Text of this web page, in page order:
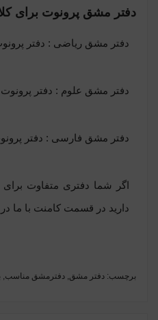
دفتر مشق پرونوت برای
دفتر مشق ریاضی : دفتر پرونوت
دفتر مشق علوم : دفتر پرونوت
دفتر مشق فارسی : دفتر
اگر شما دفتری متفاوت برای
دارید در قسمت کامنت با ما در
برچسب: دفتر مشق دفترمشق مناسب